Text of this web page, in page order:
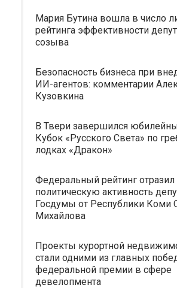
Мария Бутина вошла в число
рейтинга эффективности
созыва
Безопасность бизнеса при
ИИ-агентов: комментарии
Кузовкина
В Твери завершился
Кубок «Русского Света» по
лодках «Дракон»
Федеральный рейтинг отразил
политическую активность
Госдумы от Республики Коми
Михайлова
Проекты курортной
стали одними из главных
федеральной премии в сфере
девелопмента